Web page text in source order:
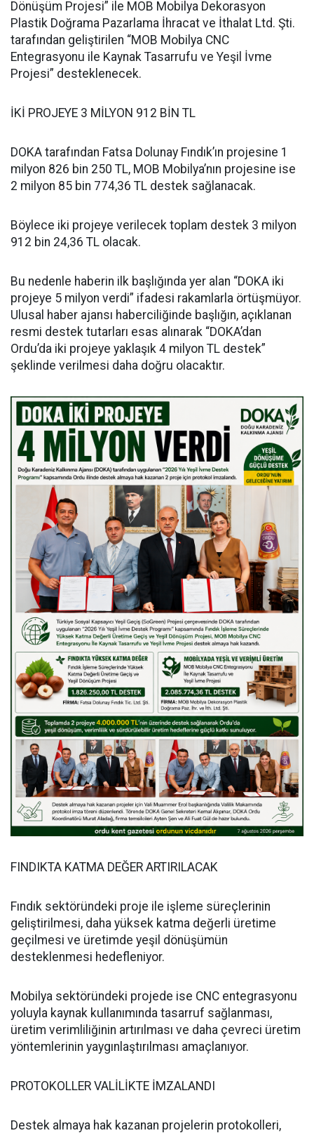
Dönüşüm Projesi” ile MOB Mobilya Dekorasyon
Plastik Doğrama Pazarlama İhracat ve İthalat Ltd. Şti.
tarafından geliştirilen “MOB Mobilya CNC
Entegrasyonu ile Kaynak Tasarrufu ve Yeşil İvme
Projesi” desteklenecek.
İKİ PROJEYE 3 MİLYON 912 BİN TL
DOKA tarafından Fatsa Dolunay Fındık’ın projesine 1
milyon 826 bin 250 TL, MOB Mobilya’nın projesine ise
2 milyon 85 bin 774,36 TL destek sağlanacak.
Böylece iki projeye verilecek toplam destek 3 milyon
912 bin 24,36 TL olacak.
Bu nedenle haberin ilk başlığında yer alan “DOKA iki
projeye 5 milyon verdi” ifadesi rakamlarla örtüşmüyor.
Ulusal haber ajansı haberciliğinde başlığın, açıklanan
resmi destek tutarları esas alınarak “DOKA’dan
Ordu’da iki projeye yaklaşık 4 milyon TL destek”
şeklinde verilmesi daha doğru olacaktır.
FINDIKTA KATMA DEĞER ARTIRILACAK
Fındık sektöründeki proje ile işleme süreçlerinin
geliştirilmesi, daha yüksek katma değerli üretime
geçilmesi ve üretimde yeşil dönüşümün
desteklenmesi hedefleniyor.
Mobilya sektöründeki projede ise CNC entegrasyonu
yoluyla kaynak kullanımında tasarruf sağlanması,
üretim verimliliğinin artırılması ve daha çevreci üretim
yöntemlerinin yaygınlaştırılması amaçlanıyor.
PROTOKOLLER VALİLİKTE İMZALANDI
Destek almaya hak kazanan projelerin protokolleri,